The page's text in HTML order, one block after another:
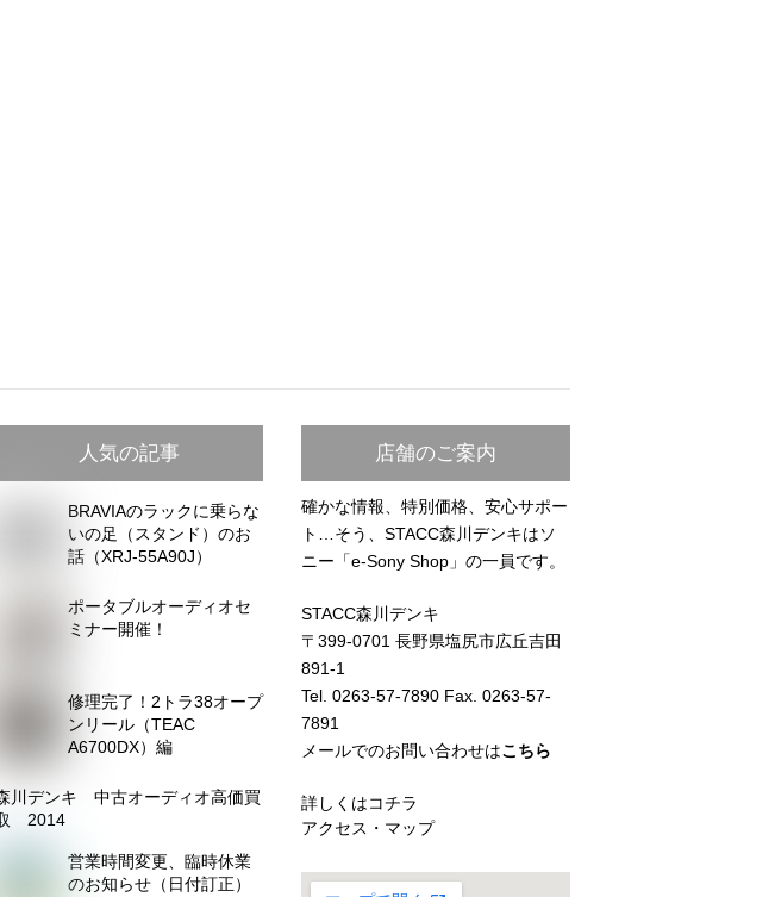
人気の記事
BRAVIAのラックに乗らな
いの足（スタンド）のお
話（XRJ-55A90J）
ポータブルオーディオセ
ミナー開催！
修理完了！2トラ38オープ
ンリール（TEAC
A6700DX）編
川デンキ 中古オーディオ高価買
2014
営業時間変更、臨時休業
のお知らせ（日付訂正）
店舗のご案内
確かな情報、特別価格、安心サポー
ト…そう、STACC森川デンキはソ
ニー「e-Sony Shop」の一員です。
STACC森川デンキ
〒399-0701 長野県塩尻市広丘吉田
891-1
Tel. 0263-57-7890 Fax. 0263-57-
7891
メールでのお問い合わせはこちら
詳しくはコチラ
アクセス・マップ